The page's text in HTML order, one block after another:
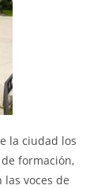
la ciudad los
formación,
voces de